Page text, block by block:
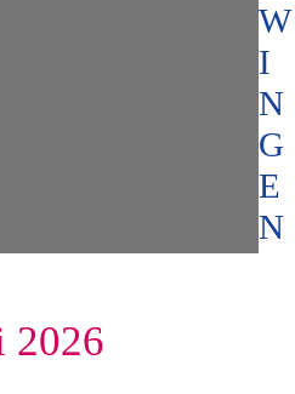
W
I
N
G
E
N
2026